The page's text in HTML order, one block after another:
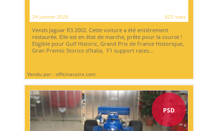
24 janvier 2026 625 vues
Vends Jaguar R3 2002. Cette voiture a été entièrement
restaurée. Elle est en état de marche, prête pour la course !
Eligible pour Gulf Historic, Grand Prix de France Historique,
Gran Premio Storico d'Italia, F1 support races...
Vendu par : officinacaira.com
PSD